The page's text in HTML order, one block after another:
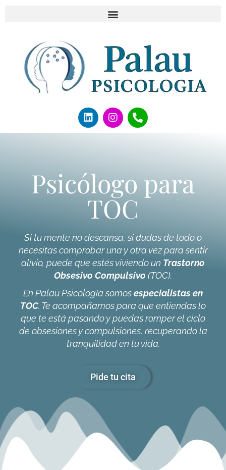
Psicólogo para
TOC
Si tu mente no descansa, si dudas de todo o
necesitas comprobar una y otra vez para sentir
alivio, puede que estés viviendo un Trastorno
Obsesivo Compulsivo (TOC).
En Palau Psicología somosespecialistas en
TOC. Te acompañamos para que entiendas lo
que te está pasando y puedas romper el ciclo
de obsesiones y compulsiones, recuperando la
tranquilidad en tu vida.
Pide tu cita